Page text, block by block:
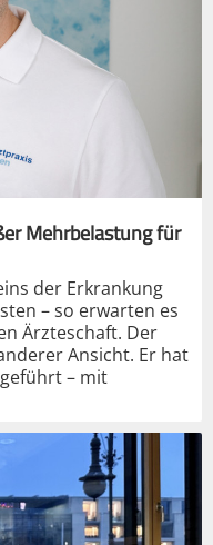
Mehrbelastung für
der Erkrankung
– so erwarten es
Ärzteschaft. Der
Ansicht. Er hat
– mit